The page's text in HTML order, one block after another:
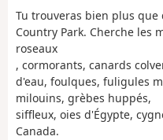
Tu trouveras bien plus que
Country Park. Cherche les
roseaux
, cormorants, canards
d'eau, foulques, fuligules
milouins, grèbes huppés,
siffleux, oies d'Égypte,
Canada.